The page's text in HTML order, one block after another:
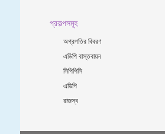
প্রকল্পসমূহ
অগ্রগতির বিবরণ
এডিপি বাস্তবায়ন
সিপিপিসি
এডিপি
রাজস্ব